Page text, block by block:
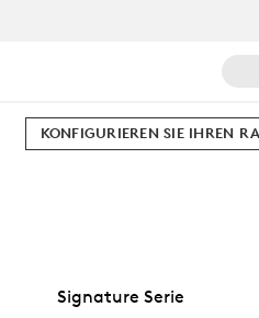
KONFIGURIEREN SIE IHREN
Signature Serie